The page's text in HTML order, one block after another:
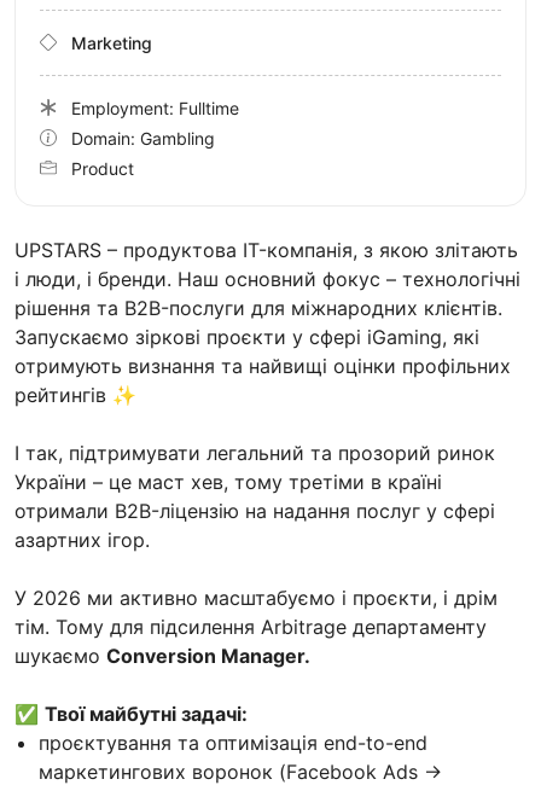
UPSTARS – продуктова IT-компанія, з якою злітають
і люди, і бренди. Наш основний фокус – технологічні
рішення та B2B-послуги для міжнародних клієнтів.
Запускаємо зіркові проєкти у сфері iGaming, які
отримують визнання та найвищі оцінки профільних
рейтингів ✨
І так, підтримувати легальний та прозорий ринок
України – це маст хев, тому третіми в країні
отримали B2B-ліцензію на надання послуг у сфері
азартних ігор.
У 2026 ми активно масштабуємо і проєкти, і дрім
тім. Тому для підсилення Arbitrage департаменту
шукаємо Conversion Manager.
✅ Твої майбутні задачі:
проєктування та оптимізація end-to-end
маркетингових воронок (Facebook Ads →
Marketing
Employment: Fulltime
Domain: Gambling
Product